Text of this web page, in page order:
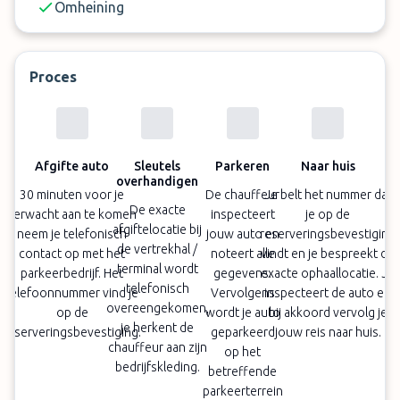
Omheining
Proces
Afgifte auto
30 minuten voor je
verwacht aan te komen
neem je telefonisch
contact op met het
parkeerbedrijf. Het
telefoonnummer vind je
op de
reserveringsbevestiging.
Sleutels
overhandigen
De exacte
afgiftelocatie bij
de vertrekhal /
terminal wordt
telefonisch
overeengekomen,
je herkent de
chauffeur aan zijn
bedrijfskleding.
Parkeren
De chauffeur
inspecteert
jouw auto en
noteert alle
gegevens.
Vervolgens
wordt je auto
geparkeerd
op het
betreffende
parkeerterrein
Naar huis
Je belt het nummer dat
je op de
reserveringsbevestiging
vindt en je bespreekt de
exacte ophaallocatie. Je
inspecteert de auto en
bij akkoord vervolg je
jouw reis naar huis.